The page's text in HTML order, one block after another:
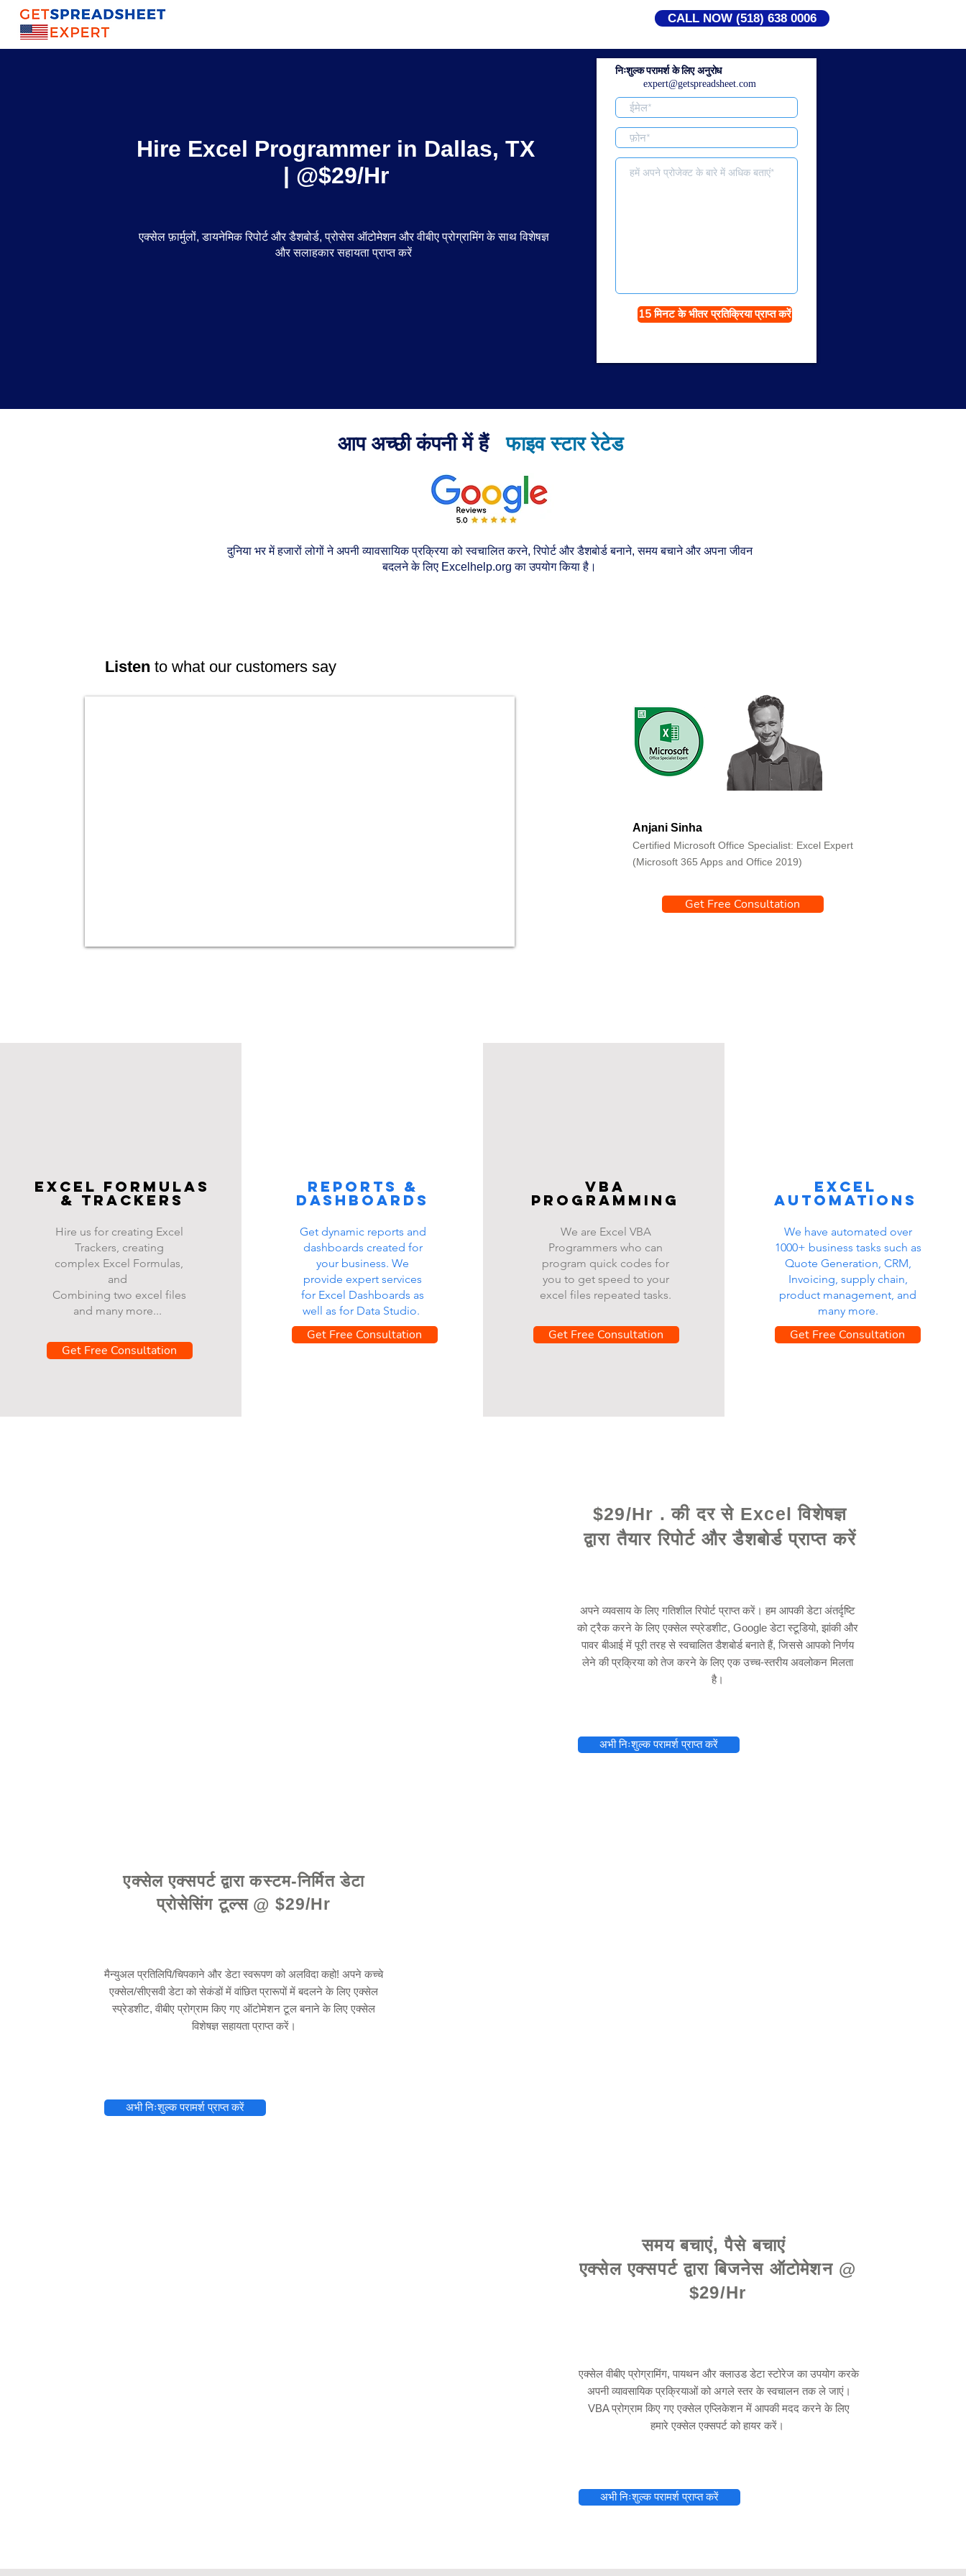
CALL NOW (518) 638 0006
Hire Excel Programmer in Dallas, TX
| @$29/Hr
एक्सेल फ़ार्मुलों, डायनेमिक रिपोर्ट और डैशबोर्ड, प्रोसेस ऑटोमेशन और वीबीए प्रोग्रामिंग के साथ विशेषज्ञ
और सलाहकार सहायता प्राप्त करें
निःशुल्क परामर्श के लिए अनुरोध
expert@getspreadsheet.com
15 मिनट के भीतर प्रतिक्रिया प्राप्त करें
आप अच्छी कंपनी में हैं फाइव स्टार रेटेड
दुनिया भर में हजारों लोगों ने अपनी व्यावसायिक प्रक्रिया को स्वचालित करने, रिपोर्ट और डैशबोर्ड बनाने, समय बचाने और अपना जीवन
बदलने के लिए Excelhelp.org का उपयोग किया है।
Listen to what our customers say
Anjani Sinha
Certified Microsoft Office Specialist: Excel Expert
(Microsoft 365 Apps and Office 2019)
Get Free Consultation
Excel FOrmulas
& Trackers
Hire us for creating Excel
Trackers, creating
complex Excel Formulas,
and
Combining two excel files
and many more...
Get Free Consultation
Reports &
dashboards
Get dynamic reports and
dashboards created for
your business. We
provide expert services
for Excel Dashboards as
well as for Data Studio.
Get Free Consultation
VBA
programming
We are Excel VBA
Programmers who can
program quick codes for
you to get speed to your
excel files repeated tasks.
Get Free Consultation
Excel
automations
We have automated over
1000+ business tasks such as
Quote Generation, CRM,
Invoicing, supply chain,
product management, and
many more.
Get Free Consultation
$29/Hr . की दर से Excel विशेषज्ञ
द्वारा तैयार रिपोर्ट और डैशबोर्ड प्राप्त करें
अपने व्यवसाय के लिए गतिशील रिपोर्ट प्राप्त करें। हम आपकी डेटा अंतर्दृष्टि
को ट्रैक करने के लिए एक्सेल स्प्रेडशीट, Google डेटा स्टूडियो, झांकी और
पावर बीआई में पूरी तरह से स्वचालित डैशबोर्ड बनाते हैं, जिससे आपको निर्णय
लेने की प्रक्रिया को तेज करने के लिए एक उच्च-स्तरीय अवलोकन मिलता
है।
अभी निःशुल्क परामर्श प्राप्त करें
एक्सेल एक्सपर्ट द्वारा कस्टम-निर्मित डेटा
प्रोसेसिंग टूल्स @ $29/Hr
मैन्युअल प्रतिलिपि/चिपकाने और डेटा स्वरूपण को अलविदा कहो! अपने कच्चे
एक्सेल/सीएसवी डेटा को सेकंडों में वांछित प्रारूपों में बदलने के लिए एक्सेल
स्प्रेडशीट, वीबीए प्रोग्राम किए गए ऑटोमेशन टूल बनाने के लिए एक्सेल
विशेषज्ञ सहायता प्राप्त करें।
अभी निःशुल्क परामर्श प्राप्त करें
समय बचाएं, पैसे बचाएं
एक्सेल एक्सपर्ट द्वारा बिजनेस ऑटोमेशन @
$29/Hr
एक्सेल वीबीए प्रोग्रामिंग, पायथन और क्लाउड डेटा स्टोरेज का उपयोग करके
अपनी व्यावसायिक प्रक्रियाओं को अगले स्तर के स्वचालन तक ले जाएं।
VBA प्रोग्राम किए गए एक्सेल एप्लिकेशन में आपकी मदद करने के लिए
हमारे एक्सेल एक्सपर्ट को हायर करें।
अभी निःशुल्क परामर्श प्राप्त करें